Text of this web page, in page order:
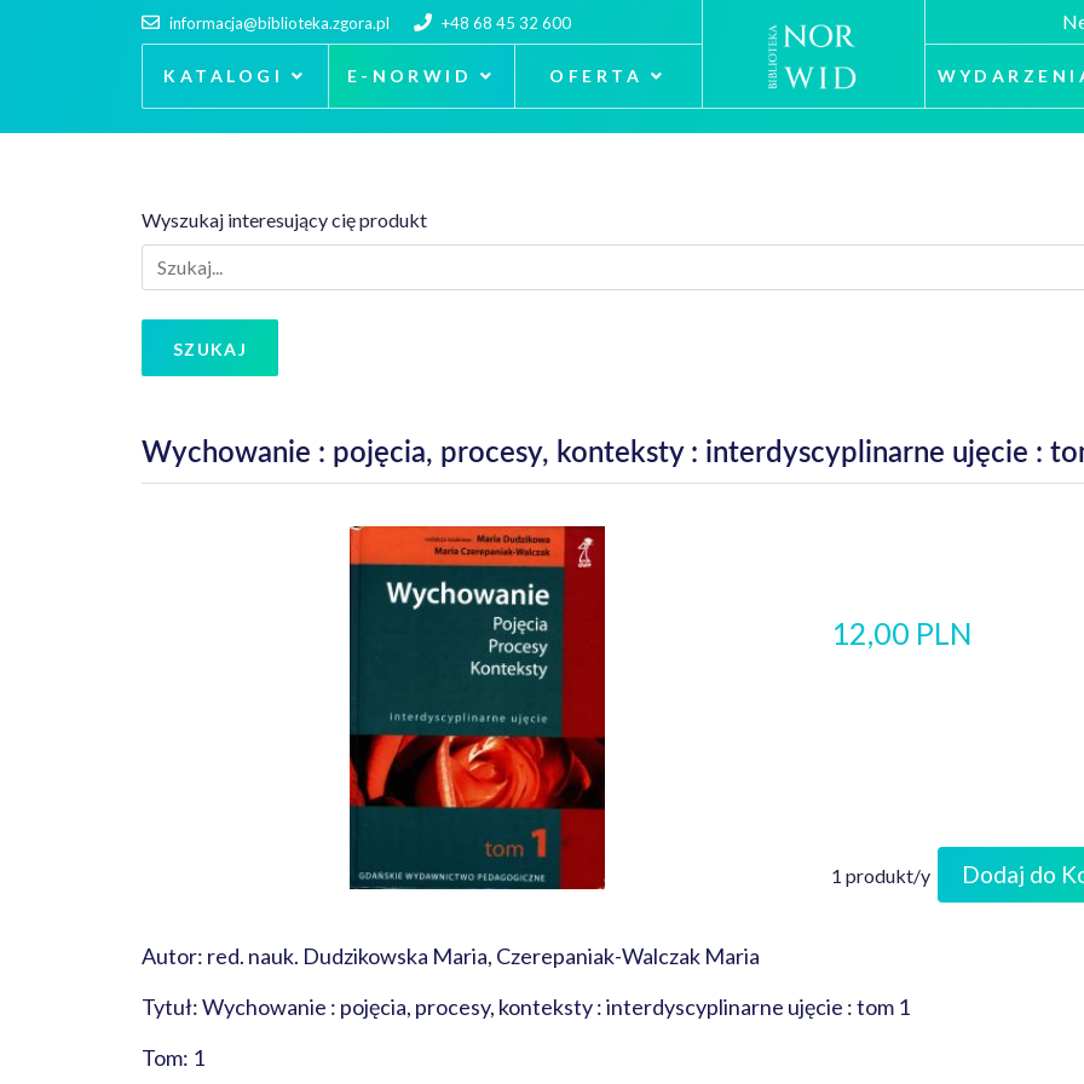
informacja@biblioteka.zgora.pl +48 68 45 32 600
KATALOGI E-NORWID OFERTA
Wyszukaj interesujący cię produkt
SZUKAJ
Wychowanie : pojęcia, procesy, konteksty : interdyscyplinarne ujęcie :
12,00 PLN
1 produkt/y Dodaj do
Autor: red. nauk. Dudzikowska Maria, Czerepaniak-Walczak Maria
Tytuł: Wychowanie : pojęcia, procesy, konteksty : interdyscyplinarne ujęcie : tom 1
Tom: 1